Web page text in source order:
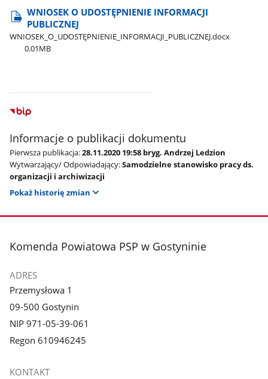
WNIOSEK O UDOSTĘPNIENIE INFORMACJI
PUBLICZNEJ
WNIOSEK​_O​_UDOSTĘPNIENIE​_INFORMACJI​_PUBLICZNEJ.docx
0.01MB
Informacje o publikacji dokumentu
Pierwsza publikacja:28.11.2020 19:58 bryg. Andrzej Ledzion
Wytwarzający/ Odpowiadający:Samodzielne stanowisko pracy ds.
organizacji i archiwizacji
Pokaż historię zmian
stopka
Komenda Powiatowa PSP w Gostyninie
ADRES
Przemysłowa 1
09-500 Gostynin
NIP 971-05-39-061
Regon 610946245
KONTAKT